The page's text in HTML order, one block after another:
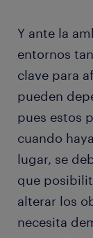
Y ante la
entornos
clave para
pueden
pues estos
cuando
lugar, se
que
alterar los
necesita